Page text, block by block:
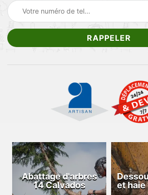
Abattage d'arbres
14 Calvados
et haie